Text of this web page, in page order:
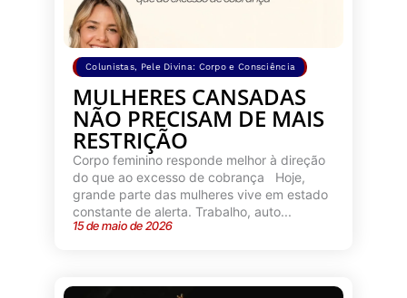
Colunistas, Pele Divina: Corpo e Consciência
MULHERES CANSADAS
NÃO PRECISAM DE MAIS
RESTRIÇÃO
Corpo feminino responde melhor à direção
do que ao excesso de cobrança Hoje,
grande parte das mulheres vive em estado
constante de alerta. Trabalho, auto...
15 de maio de 2026